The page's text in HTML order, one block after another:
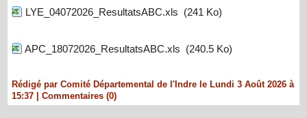
LYE_04072026_ResultatsABC.xls (241 Ko)
APC_18072026_ResultatsABC.xls (240.5 Ko)
Rédigé par Comité Départemental de l'Indre le Lundi 3 Août 2026 à
15:37
Commentaires (0)